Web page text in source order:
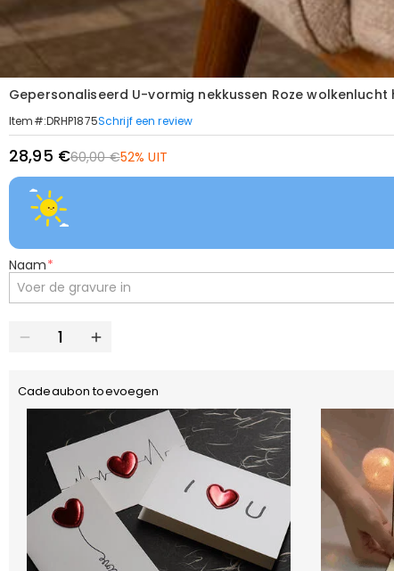
Gepersonaliseerd U-vormig nekkussen Roze
Item#:DRHP1875Schrijf een review
28,95 €60,00 €52% UIT
Naam*
Cadeaubon toevoegen